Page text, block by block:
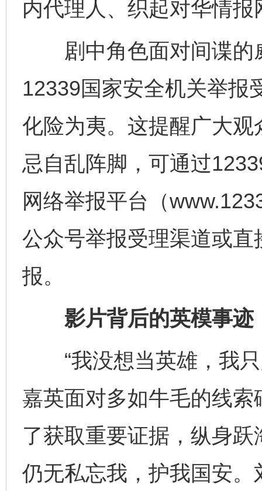
内代理人、织起对华情
剧中角色面对间谍的
12339国家安全机关举报
化险为夷。这提醒广大
忌自乱阵脚，可通过
网络举报平台（
公众号举报受理渠道或
报。
影片背后的英模事迹
“我没想当英雄，我只
嘉英面对多如牛毛的线
了获取重要证据，纵身
仍无私忘我，护我国安